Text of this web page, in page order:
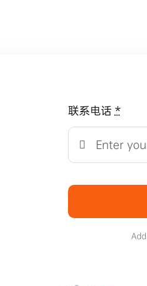
联系电话*